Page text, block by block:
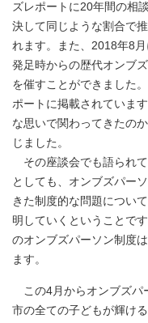
ズレポートに20年間の相
決して同じような割合で
れます。また、2018年8
発足時からの歴代オンブ
を催すことができました
ポートに掲載されていま
な思いで関わってきたの
じました。
その座談会でも語られ
としても、オンブズパー
きた制度的な問題につい
明していくということで
のオンブズパーソン制度
ます。
この4月からオンブズパ
市の全ての子どもが輝け